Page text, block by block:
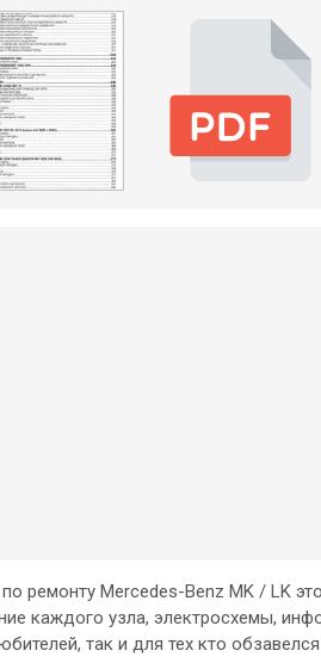
ремонту Mercedes-Benz MK / LK
каждого узла, электросхемы,
так и для тех кто